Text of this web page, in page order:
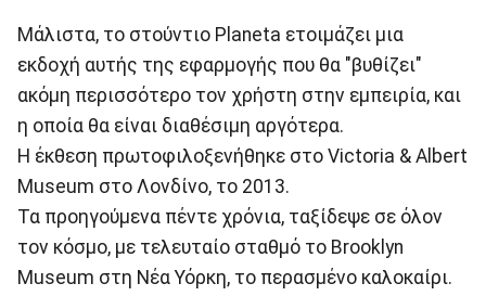
Μάλιστα, το στούντιο Planeta ετοιμάζει μια
εκδοχή αυτής της εφαρμογής που θα "βυθίζει"
ακόμη περισσότερο τον χρήστη στην εμπειρία, και
η οποία θα είναι διαθέσιμη αργότερα.
Η έκθεση πρωτοφιλοξενήθηκε στο Victoria & Albert
Museum στο Λονδίνο, το 2013.
Τα προηγούμενα πέντε χρόνια, ταξίδεψε σε όλον
τον κόσμο, με τελευταίο σταθμό το Brooklyn
Museum στη Νέα Υόρκη, το περασμένο καλοκαίρι.